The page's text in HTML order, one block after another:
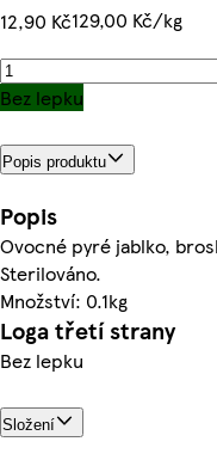
12,90 Kč129,00 Kč/kg
Bez lepku
Popis produktu
Popis
Ovocné pyré jablko,
Sterilováno.
Množství: 0.1kg
Loga třetí strany
Bez lepku
Složení